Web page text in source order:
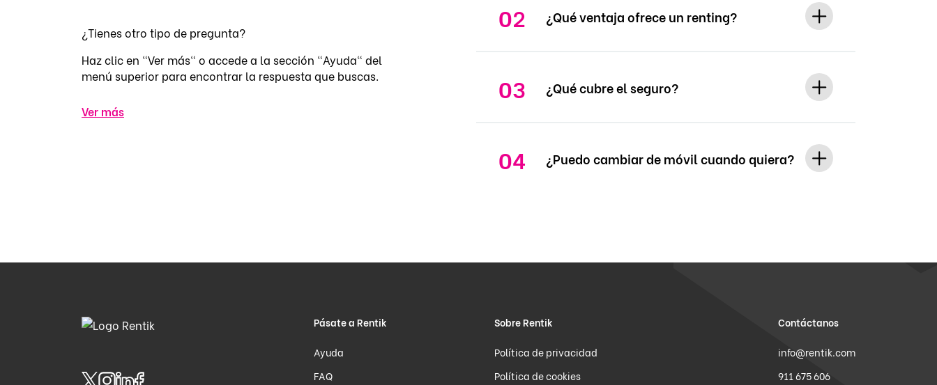
¿Tienes otro tipo de pregunta?
Haz clic en "Ver más" o accede a la sección "Ayuda" del
menú superior para encontrar la respuesta que buscas.
Ver más
¿Qué ventaja ofrece un renting?
¿Qué cubre el seguro?
¿Puedo cambiar de móvil cuando quiera?
Pásate a Rentik
Ayuda
FAQ
Sobre Rentik
Política de privacidad
Política de cookies
Contáctanos
info@rentik.com
911 675 606